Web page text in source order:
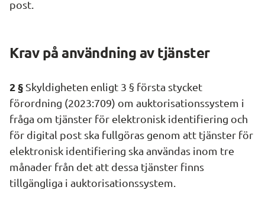
post.
Krav på användning av tjänster
2 § Skyldigheten enligt 3 § första stycket
förordning (2023:709) om auktorisationssystem i
fråga om tjänster för elektronisk identifiering och
för digital post ska fullgöras genom att tjänster för
elektronisk identifiering ska användas inom tre
månader från det att dessa tjänster finns
tillgängliga i auktorisationssystem.